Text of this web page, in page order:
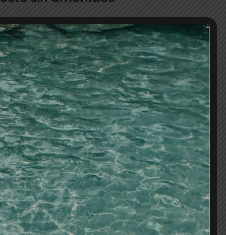
PH-Acido sin amoníaco.Crema
confiere al cabello reflejos radiantes con
disipan progresiva y uniformemente. Tiempo
AL CARRITO
baño de color/oxigenadas